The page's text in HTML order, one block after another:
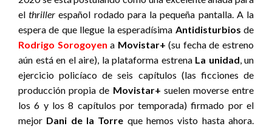
elthriller español rodado para la pequeña pantalla. A la
espera de que llegue la esperadísima Antidisturbios de
Rodrigo Sorogoyen a Movistar+(su fecha de estreno
aún está en el aire), la plataforma estrena La unidad, un
ejercicio policíaco de seis capítulos (las ficciones de
producción propia de Movistar+ suelen moverse entre
los 6 y los 8 capítulos por temporada) firmado por el
mejor Dani de la Torre que hemos visto hasta ahora.